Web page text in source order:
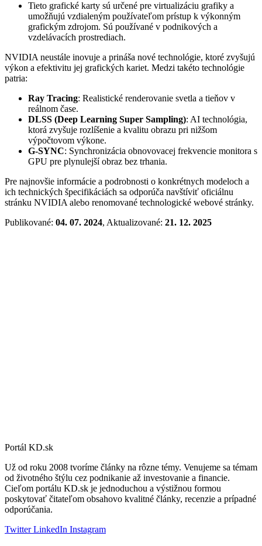
Tieto grafické karty sú určené pre virtualizáciu grafiky a
umožňujú vzdialeným používateľom prístup k výkonným
grafickým zdrojom. Sú používané v podnikových a
vzdelávacích prostrediach.
NVIDIA neustále inovuje a prináša nové technológie, ktoré zvyšujú
výkon a efektivitu jej grafických kariet. Medzi takéto technológie
patria:
Ray Tracing: Realistické renderovanie svetla a tieňov v
reálnom čase.
DLSS (Deep Learning Super Sampling): AI technológia,
ktorá zvyšuje rozlíšenie a kvalitu obrazu pri nižšom
výpočtovom výkone.
G-SYNC: Synchronizácia obnovovacej frekvencie monitora s
GPU pre plynulejší obraz bez trhania.
Pre najnovšie informácie a podrobnosti o konkrétnych modeloch a
ich technických špecifikáciách sa odporúča navštíviť oficiálnu
stránku NVIDIA alebo renomované technologické webové stránky.
Publikované: 04. 07. 2024, Aktualizované: 21. 12. 2025
Portál KD.sk
Už od roku 2008 tvoríme články na rôzne témy. Venujeme sa témam
od životného štýlu cez podnikanie až investovanie a financie.
Cieľom portálu KD.sk je jednoduchou a výstižnou formou
poskytovať čitateľom obsahovo kvalitné články, recenzie a prípadné
odporúčania.
TwitterLinkedIn Instagram